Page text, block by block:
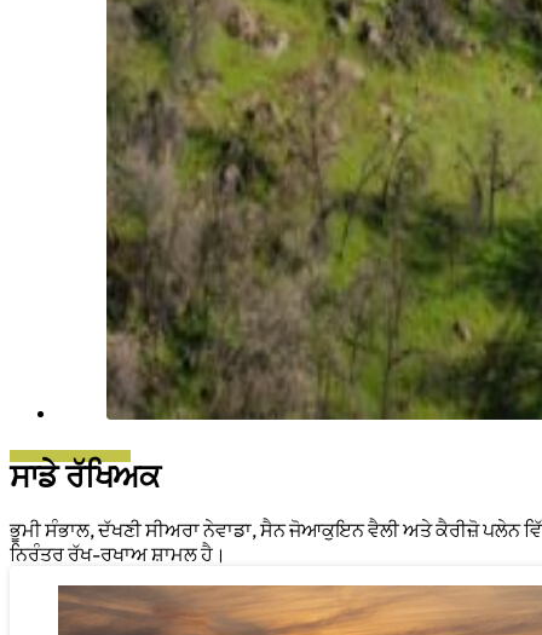
ਸਾਡੇ ਰੱਖਿਅਕ
ਭੂਮੀ ਸੰਭਾਲ, ਦੱਖਣੀ ਸੀਅਰਾ ਨੇਵਾਡਾ, ਸੈਨ ਜੋਆਕੁਇਨ ਵੈਲੀ ਅਤੇ ਕੈਰੀਜ਼ੋ ਪਲੇਨ
ਨਿਰੰਤਰ ਰੱਖ-ਰਖਾਅ ਸ਼ਾਮਲ ਹੈ।